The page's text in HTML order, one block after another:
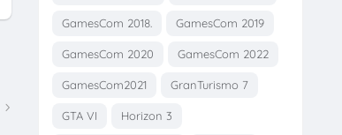
GamesCom 2018. GamesCom 2019
GamesCom 2020 GamesCom 2022
GamesCom2021 GranTurismo 7
GTA VI Horizon 3